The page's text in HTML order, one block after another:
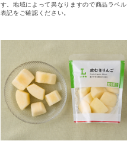
す。地域によって異なりますので商品ラベル
表記をご確認ください。